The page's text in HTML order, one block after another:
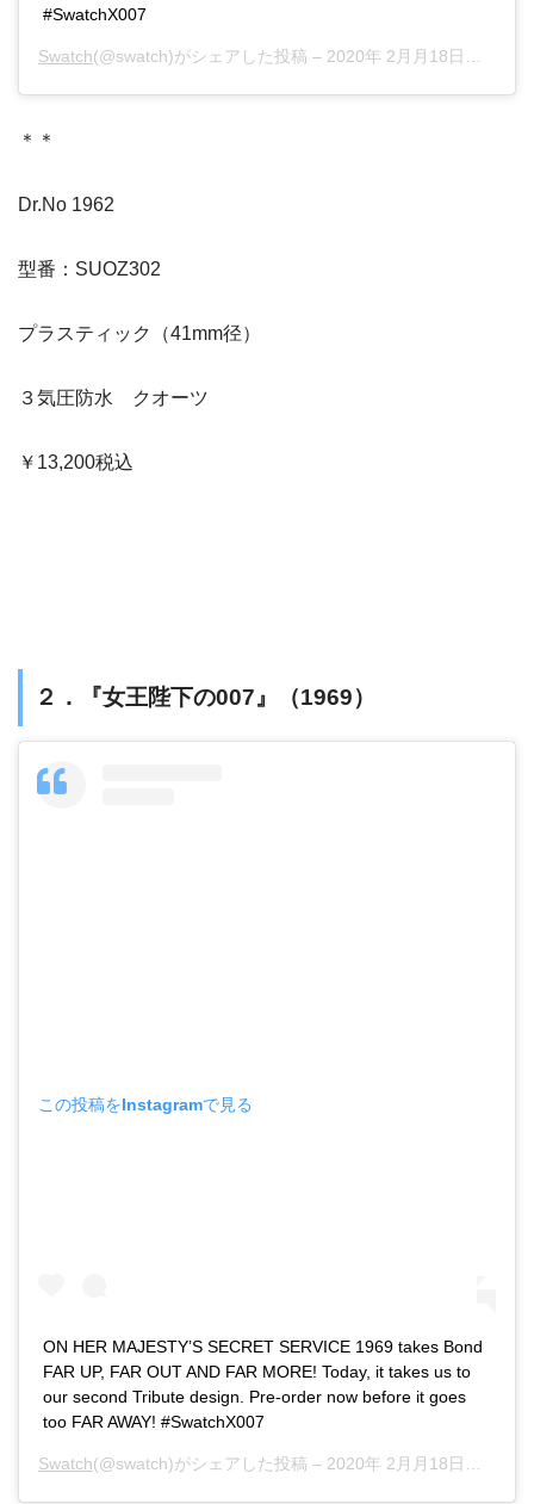
#SwatchX007
Swatch(@swatch)がシェアした投稿 – 2020年 2月月18日午前9時30分PST
＊＊
Dr.No 1962
型番：SUOZ302
プラスティック（41mm径）
３気圧防水 クオーツ
￥13,200税込
２．『女王陛下の007』（1969）
この投稿をInstagramで見る
ON HER MAJESTY’S SECRET SERVICE 1969 takes Bond
FAR UP, FAR OUT AND FAR MORE! Today, it takes us to
our second Tribute design. Pre-order now before it goes
too FAR AWAY! #SwatchX007
Swatch(@swatch)がシェアした投稿 – 2020年 2月月18日午前9時58分PST